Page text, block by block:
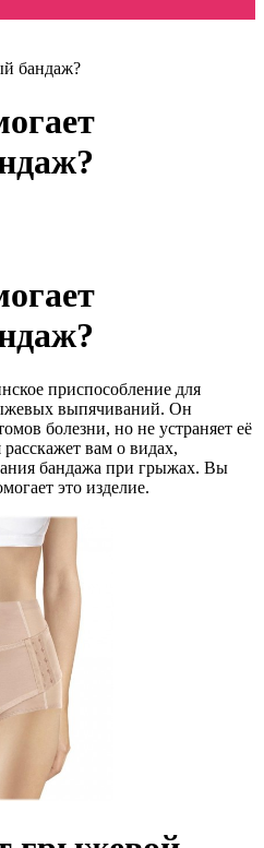
бандаж?
приспособление для
выпячиваний. Он
болезни, но не устраняет её
вам о видах,
бандажа при грыжах. Вы
это изделие.